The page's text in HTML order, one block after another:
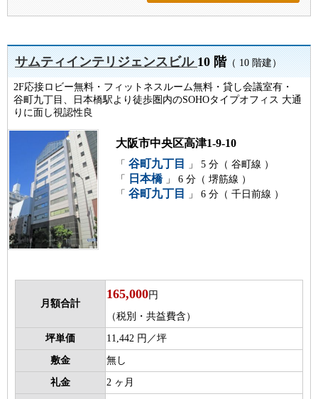
サムティインテリジェンスビル10 階（ 10 階建）
2F応接ロビー無料・フィットネスルーム無料・貸し会議室有・
谷町九丁目、日本橋駅より徒歩圏内のSOHOタイプオフィス 大通
りに面し視認性良
大阪市中央区高津1-9-10
「 谷町九丁目
」 5 分（ 谷町線 ）
「
日本橋 」 6 分（ 堺筋線 ）
「 谷町九丁目 」 6 分（ 千日前線 ）
月額合計
165,000円
（税別・共益費含）
坪単価 11,442 円／坪
敷金 無し
礼金 2 ヶ月